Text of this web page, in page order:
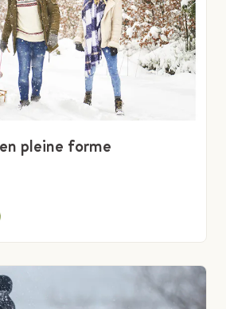
pleine forme